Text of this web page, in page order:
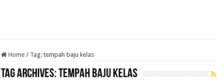
Home / Tag:tempah baju kelas
Tag Archives:tempah baju kelas